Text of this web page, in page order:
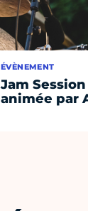
ÉVÈNEMENT
Jam Session
animée par